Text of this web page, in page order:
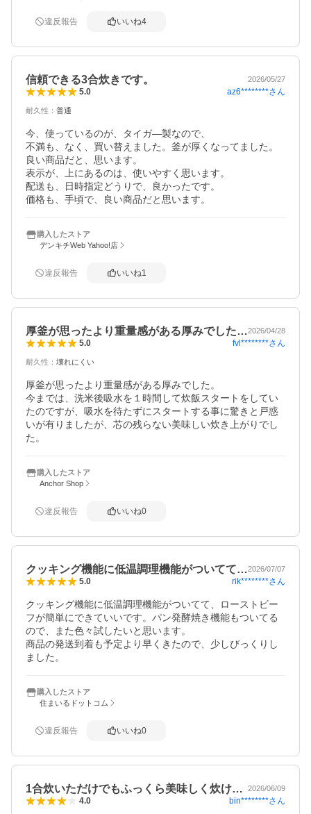
違反報告 いいね4
信頼できる3合炊きです。 2026/05/27
5.0 az6********さん
耐久性 ： 普通
今、使っているのが、タイガ―製なので、
不満も、なく、買い替えました。釜が厚くなってました。
良い商品だと、思います。
表示が、上にあるのは、使いやすく思います。
配送も、日時指定どうりで、良かったです。
価格も、手頃で、良い商品だと思います。
購入したストア
デンキチWeb Yahoo!店
違反報告 いいね1
厚釜が思ったより重量感がある厚みでした…2026/04/28
5.0 fvl********さん
耐久性 ： 壊れにくい
厚釜が思ったより重量感がある厚みでした。
今までは、洗米後吸水を１時間して炊飯スタートをしてい
たのですが、吸水を待たずにスタートする事に驚きと戸惑
いが有りましたが、芯の残らない美味しい炊き上がりでし
た。
購入したストア
Anchor Shop
違反報告 いいね0
クッキング機能に低温調理機能がついてて…2026/07/07
5.0 rik********さん
クッキング機能に低温調理機能がついてて、ローストビー
フが簡単にできていいです。パン発酵焼き機能もついてる
ので、また色々試したいと思います。
商品の発送到着も予定より早くきたので、少しびっくりし
ました。
購入したストア
住まいるドットコム
違反報告 いいね0
1合炊いただけでもふっくら美味しく炊け… 2026/06/09
4.0 bin********さん